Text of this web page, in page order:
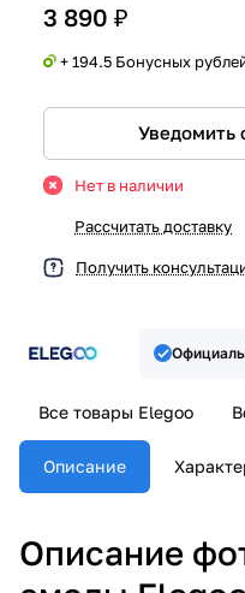
3 890 ₽
+ 194.5 Бонусных
Уведомить
Нет в наличии
Рассчитать доставку
Получить
Все товары Elegoo
Описание
Описание